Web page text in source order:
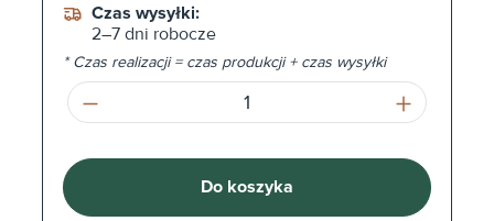
Czas wysyłki:
2–7 dni robocze
* Czas realizacji = czas produkcji + czas wysyłki
Ilość produktu: Wprowadź żądaną
Do koszyka